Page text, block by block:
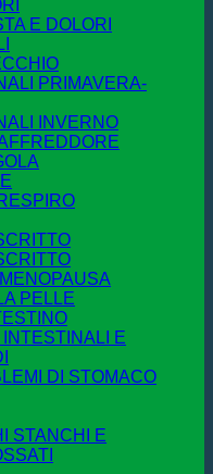
E DOLORI
PRIMAVERA-
INVERNO
PELLE
E
DI STOMACO
STANCHI E